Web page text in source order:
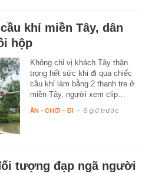
khỉ miền Tây, dân
hộp
Không chỉ vị khách Tây thận
trọng hết sức khi đi qua chiếc
cầu khỉ làm bằng 2 thanh tre ở
miền Tây, người xem clip…
ĂN - CHƠI - ĐI - 6 giờ trước
tượng đạp ngã người